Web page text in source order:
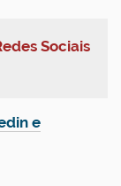
Sociais
e